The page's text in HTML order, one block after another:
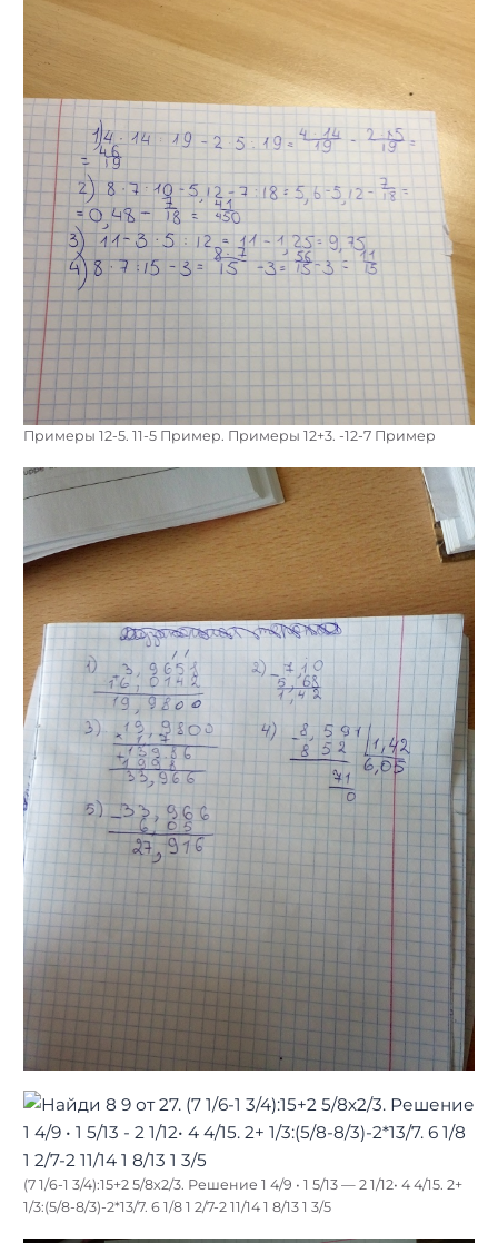
Примеры 12-5. 11-5 Пример. Примеры 12+3. -12-7 Пример
(7 1/6-1 3/4):15+2 5/8х2/3. Решение 1 4/9 • 1 5/13 — 2 1/12• 4 4/15. 2+
1/3:(5/8-8/3)-2*13/7. 6 1/8 1 2/7-2 11/14 1 8/13 1 3/5